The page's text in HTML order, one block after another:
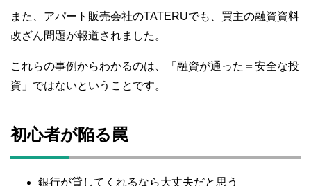
また、アパート販売会社のTATERUでも、買主の融資資料
改ざん問題が報道されました。
これらの事例からわかるのは、「融資が通った＝安全な投
資」ではないということです。
初心者が陥る罠
銀行が貸してくれるなら大丈夫だと思う